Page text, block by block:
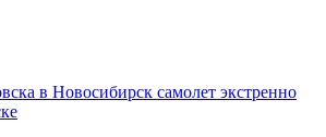
в Новосибирск самолет экстренно